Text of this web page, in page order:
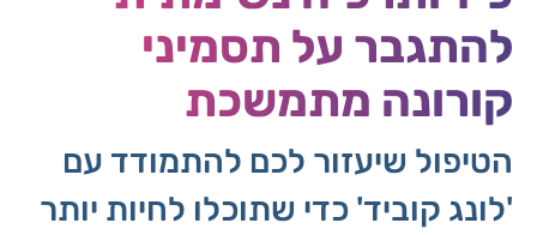
להתגבר על תסמיני
קורונה מתמשכת
הטיפול שיעזור לכם להתמודד עם
'לונג קוביד' כדי שתוכלו לחיות יותר